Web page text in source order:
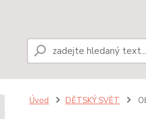
Úvod DĚTSKÝ SVĚT